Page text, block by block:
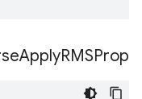
ApplyRMSProp